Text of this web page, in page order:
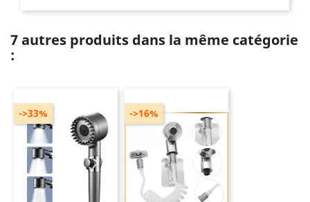
7 autres produits dans la même catégorie
:
->33% ->16%